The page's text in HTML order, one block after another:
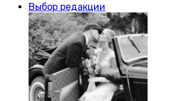
Выбор редакции